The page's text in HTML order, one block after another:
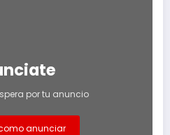
por tu anuncio
anunciar